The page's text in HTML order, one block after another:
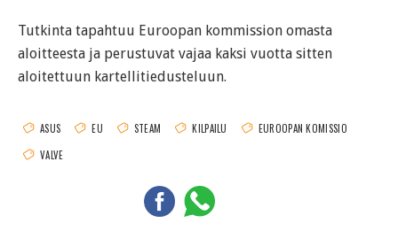
Tutkinta tapahtuu Euroopan kommission omasta
aloitteesta ja perustuvat vajaa kaksi vuotta sitten
aloitettuun kartellitiedusteluun.
ASUS EU STEAM KILPAILU
EUROOPAN KOMISSIO
VALVE